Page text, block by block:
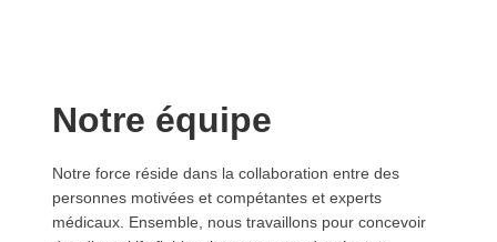
Notre équipe
Notre force réside dans la collaboration entre des
personnes motivées et compétantes et experts
médicaux. Ensemble, nous travaillons pour concevoir